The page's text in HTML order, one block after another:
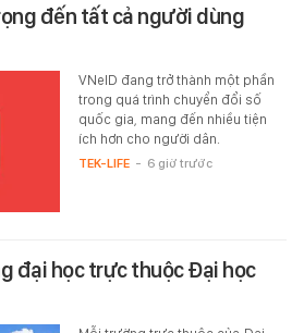
đến tất cả người dùng
VNeID đang trở thành một phần
trong quá trình chuyển đổi số
quốc gia, mang đến nhiều tiện
ích hơn cho người dân.
TEK-LIFE - 6 giờ trước
đại học trực thuộc Đại học